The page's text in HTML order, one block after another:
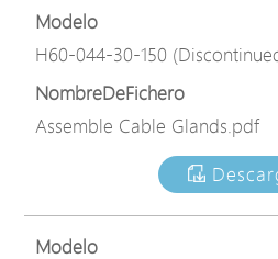
Modelo
H60-044-30-150
NombreDeFichero
Assemble Cable Glands.pdf
Modelo